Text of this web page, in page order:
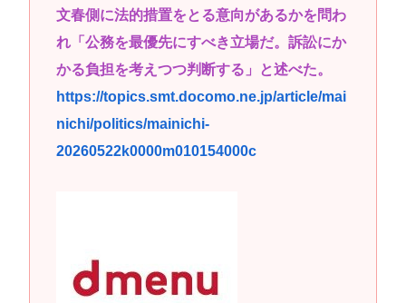
文春側に法的措置をとる意向があるかを問わ
れ「公務を最優先にすべき立場だ。訴訟にか
かる負担を考えつつ判断する」と述べた。
https://topics.smt.docomo.ne.jp/article/mai
nichi/politics/mainichi-
20260522k0000m010154000c